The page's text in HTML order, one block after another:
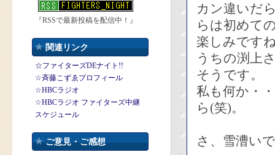
『RSSで最新投稿を配信中！』
関連リンク
☆ファイターズDEナイト!!
☆斉藤こずゑプロフィール
☆HBCラジオ
☆HBCラジオ ファイターズ中継
スケジュール
ご意見・ご感想
カン違いだ
らは初めて
楽しみです
うちの渕上
そうです。
私も何か・
ら(笑)。
さ、雪漕い